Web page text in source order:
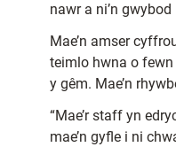
nawr a ni’n
Mae’n amser
teimlo hwna o
y gêm. Mae’n
“Mae’r staff yn
mae’n gyfle i ni